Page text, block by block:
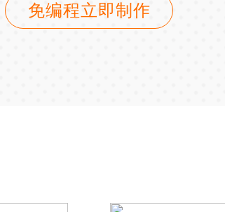
免编程立即制作